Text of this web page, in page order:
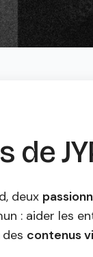
de
deux
: aider les
contenus